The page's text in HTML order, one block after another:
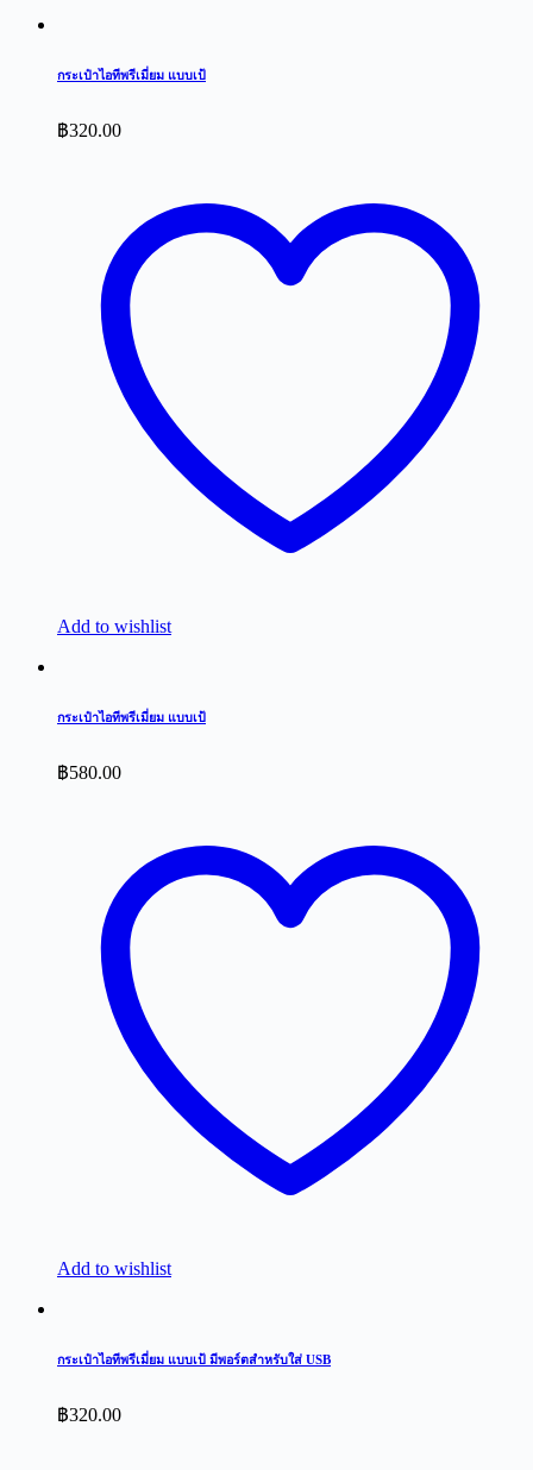
กระเป๋าไอทีพรีเมี่ยม แบบเป้
฿320.00
Add to wishlist
กระเป๋าไอทีพรีเมี่ยม แบบเป้
฿580.00
Add to wishlist
กระเป๋าไอทีพรีเมี่ยม แบบเป้ มีพอร์ตสำหรับใส่ USB
฿320.00